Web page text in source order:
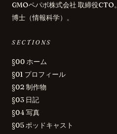
GMOペパボ株式会社 取締役CTO。
博士（情報科学）。
SECTIONS
§00 ホーム
§01 プロフィール
§02 制作物
§03 日記
§04 写真
§05 ポッドキャスト